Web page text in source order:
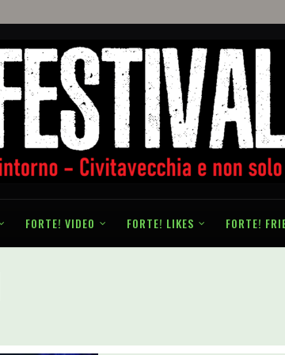
FORTE! VIDEO FORTE! LIKES FORTE!